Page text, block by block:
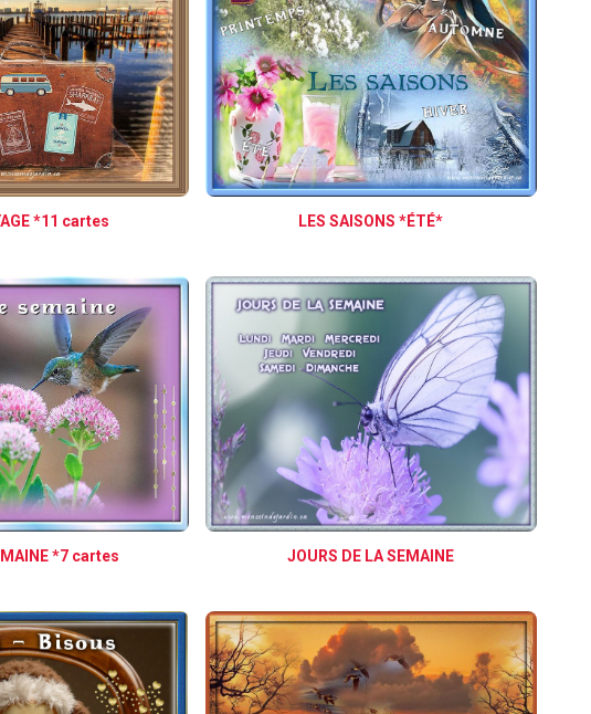
*11 cartes LES SAISONS *ÉTÉ*
*7 cartes JOURS DE LA SEMAINE